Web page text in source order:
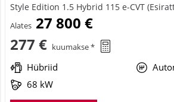
Style Edition 1.5 Hybrid 115 e-CVT
Alates 27 800 €
277 € kuumakse *
Hübriid
68 kW